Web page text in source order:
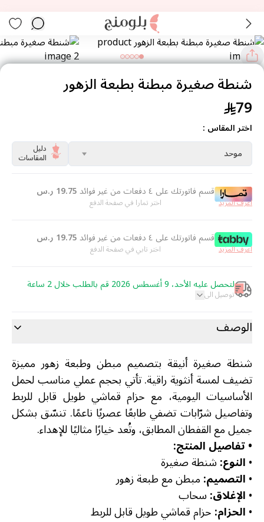
شنطة صغيرة مبطنة بطبعة الزهور
79
اختر المقاس :
موحد
دليل
المقاسات
قسم فاتورتك على ٤ دفعات من غير فوائد 19.75 ر.س
اختر تمارا في صفحة الدفع اعرف المزيد
قسم فاتورتك على ٤ دفعات من غير فوائد 19.75 ر.س
اختر تابي في صفحة الدفع اعرف المزيد
لتحصل عليه الأحد، 9 أغسطس 2026 قم بالطلب خلال 2 ساعة
توصيل الى
الوصف
شنطة صغيرة أنيقة بتصميم مبطن وطبعة زهور مميزة
تضيف لمسة أنثوية راقية. تأتي بحجم عملي مناسب لحمل
الأساسيات اليومية، مع حزام قماشي طويل قابل للربط
وتفاصيل شرّابات تضفي طابعًا عصريًا ناعمًا. تنسّق بشكل
جميل مع القفطان المطابق، وتُعد خيارًا مثاليًا للإهداء.
• تفاصيل المنتج:
•النوع:شنطة صغيرة
•التصميم:مبطن مع طبعة زهور
•الإغلاق:سحاب
•الحزام:حزام قماشي طويل قابل للربط